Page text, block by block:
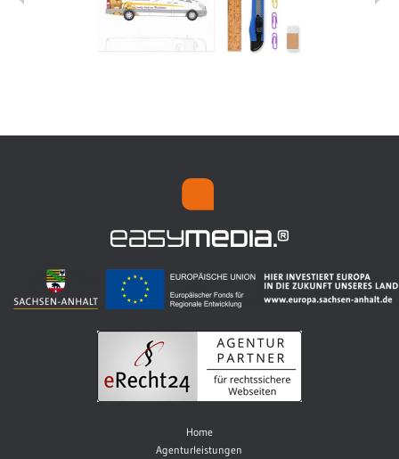
Home
Agenturleistungen